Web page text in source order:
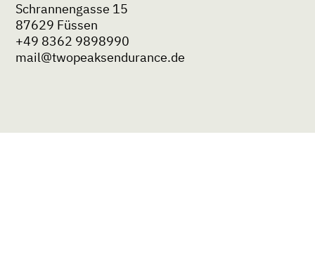
Schrannengasse 15
87629 Füssen
+49 8362 9898990
mail@twopeaksendurance.de